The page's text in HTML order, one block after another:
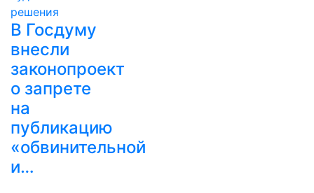
В Госдуму
внесли
законопроект
о запрете
на
публикацию
«обвинительной
и…